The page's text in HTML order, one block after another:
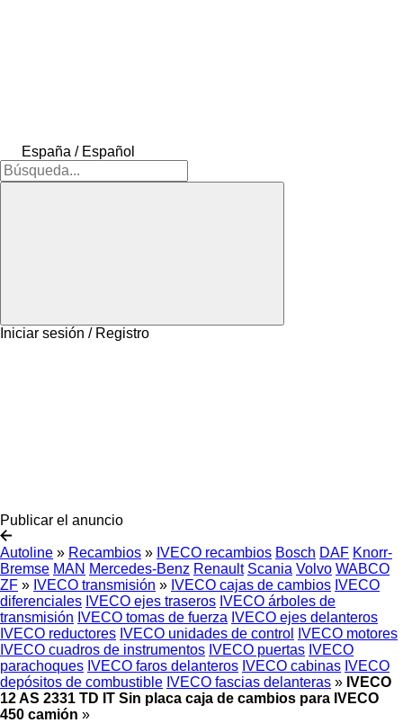
España / Español
Iniciar sesión / Registro
Publicar el anuncio
Autoline » Recambios » IVECO recambios Bosch DAF Knorr-
Bremse MAN Mercedes-Benz Renault Scania Volvo WABCO
ZF » IVECO transmisión » IVECO cajas de cambios IVECO
diferenciales IVECO ejes traseros IVECO árboles de
transmisión IVECO tomas de fuerza IVECO ejes delanteros
IVECO reductores IVECO unidades de control
IVECO motores
IVECO cuadros de instrumentos IVECO puertas IVECO
parachoques IVECO faros delanteros IVECO cabinas IVECO
depósitos de combustible IVECO fascias delanteras » IVECO
12 AS 2331 TD IT Sin placa caja de cambios para IVECO
450 camión »